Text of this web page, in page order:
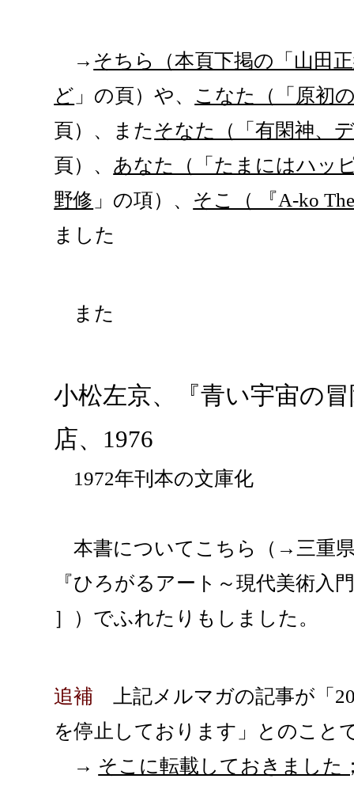
→ そちら（本頁下掲の「山田
ど 」の頁）や、
こなた（「原初
頁）、また そなた（「有閑神、
頁）、 あなた（「たまにはハッ
野修 」の項）、 そこ（ 『A-ko
ました
また
小松左京、『青い宇宙の
店、1976
1972年刊本の文庫化
本書についてこちら（→三重県
『ひろがるアート～現代美術入
］）でふれたりもしました。
追補 上記メルマガの記事が「
を停止しております」とのこと
→ そこに転載しておきました